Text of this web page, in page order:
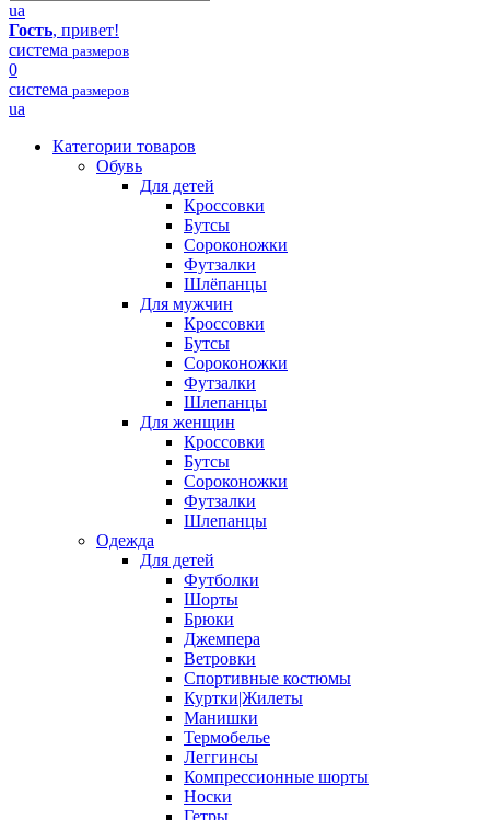
ua
Гость, привет!
система размеров
0
система размеров
ua
Категории товаров
Обувь
Для детей
Кроссовки
Бутсы
Сороконожки
Футзалки
Шлёпанцы
Для мужчин
Кроссовки
Бутсы
Сороконожки
Футзалки
Шлепанцы
Для женщин
Кроссовки
Бутсы
Сороконожки
Футзалки
Шлепанцы
Одежда
Для детей
Футболки
Шорты
Брюки
Джемпера
Ветровки
Спортивные костюмы
Куртки|Жилеты
Манишки
Термобелье
Леггинсы
Компрессионные шорты
Носки
Гетры